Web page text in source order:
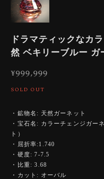
ドラマティックなカ
然 ベキリーブルー ガ
¥999,999
SOLD OUT
・鉱物名: 天然ガーネット
・宝石名: カラーチェンジガー
ト）
・屈折率:1.740
・硬度: 7-7.5
・比重: 3.68
・カット: オーバル